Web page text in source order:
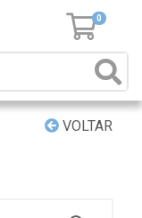
0
VOLTAR